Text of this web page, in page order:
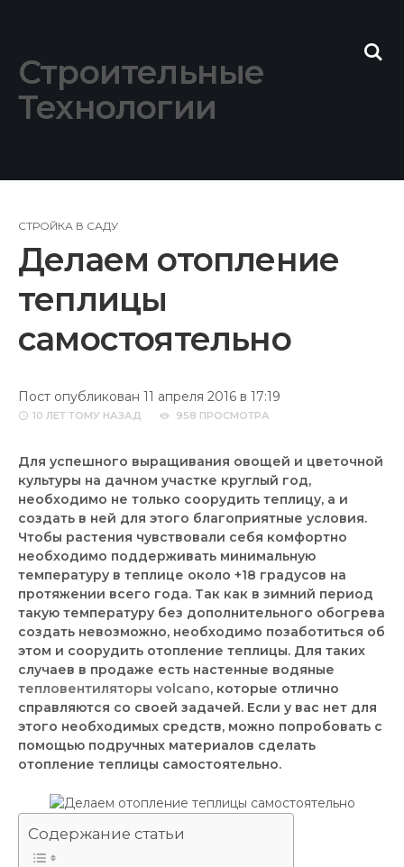
Строительные
Технологии
СТРОЙКА В САДУ
Делаем отопление
теплицы
самостоятельно
Пост опубликован 11 апреля 2016 в 17:19
10 ЛЕТ ТОМУ НАЗАД 958 ПРОСМОТРА
Для успешного выращивания овощей и цветочной
культуры на дачном участке круглый год,
необходимо не только соорудить теплицу, а и
создать в ней для этого благоприятные условия.
Чтобы растения чувствовали себя комфортно
необходимо поддерживать минимальную
температуру в теплице около +18 градусов на
протяжении всего года. Так как в зимний период
такую температуру без дополнительного обогрева
создать невозможно, необходимо позаботиться об
этом и соорудить отопление теплицы. Для таких
случаев в продаже есть настенные водяные
тепловентиляторы volcano, которые отлично
справляются со своей задачей. Если у вас нет для
этого необходимых средств, можно попробовать с
помощью подручных материалов сделать
отопление теплицы самостоятельно.
Содержание статьи